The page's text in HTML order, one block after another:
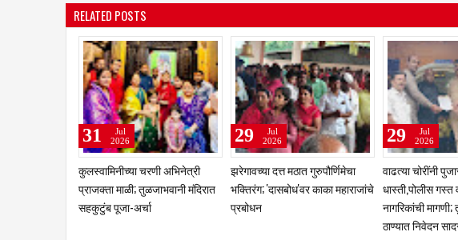
RELATED POSTS
शासनाच्या योजनांचा लाभ थेट
लाभार्थ्यांच्या हाती; नळदुर्गच्या
नागरिकांना लाखोंच्या धनादेशांचे
भाजप प्रदेशाध्यक्ष रविंद्र चव्हाण यांची
आमदार बसवराज पाटील यांना मुरुम
येथे सदिच्छा भेट; तुळजाभवानीची
24
Jul
2026
श्री तुळजाभवानीच्या चरणी तेलंगणा
विधानसभा उपाध्यक्ष; बंजारा
समाजाकडून जंगी सत्कार
14
Jul
2026